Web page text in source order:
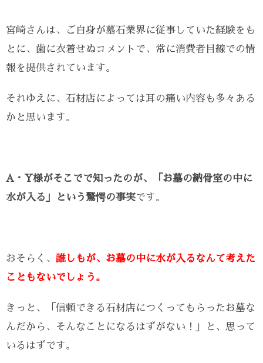
宮崎さんは、ご自身が墓石業界に従事していた経験をも
とに、歯に衣着せぬコメントで、常に消費者目線での情
報を提供されています。
それゆえに、石材店によっては耳の痛い内容も多々ある
かと思います。
A・Y様がそこでで知ったのが、「お墓の納骨室の中に
水が入る」という驚愕の事実です。
おそらく、 誰しもが、お墓の中に水が入るなんて考えた
こともないでしょう。
きっと、「信頼できる石材店につくってもらったお墓な
んだから、そんなことになるはずがない！」と、思って
いるはずです。